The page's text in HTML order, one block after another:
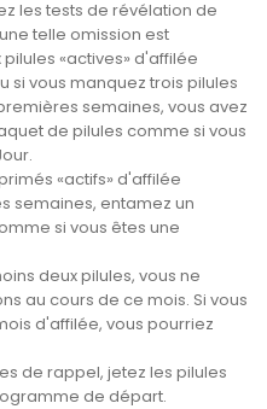
les tests de révélation de
telle omission est
«actives» d'affilée
si vous manquez trois pilules
semaines, vous avez
de pilules comme si vous
«actifs» d'affilée
semaines, entamez un
si vous êtes une
deux pilules, vous ne
au cours de ce mois. Si vous
d'affilée, vous pourriez
de rappel, jetez les pilules
de départ.